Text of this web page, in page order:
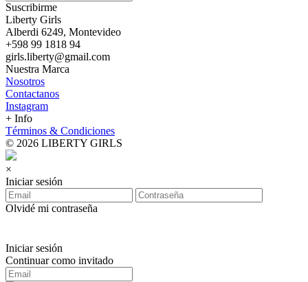
Suscribirme
Liberty Girls
Alberdi 6249, Montevideo
+598 99 1818 94
girls.liberty@gmail.com
Nuestra Marca
Nosotros
Contactanos
Instagram
+ Info
Términos & Condiciones
© 2026 LIBERTY GIRLS
×
Iniciar sesión
Olvidé mi contraseña
Iniciar sesión
Continuar como invitado